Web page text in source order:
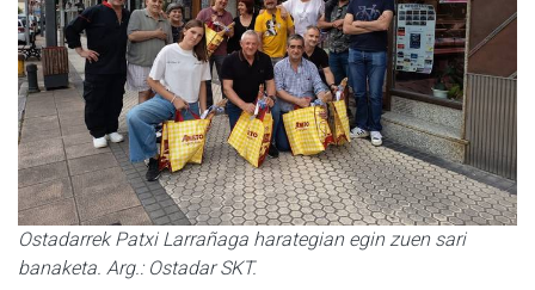
Ostadarrek Patxi Larrañaga harategian egin zuen sari
banaketa. Arg.: Ostadar SKT.